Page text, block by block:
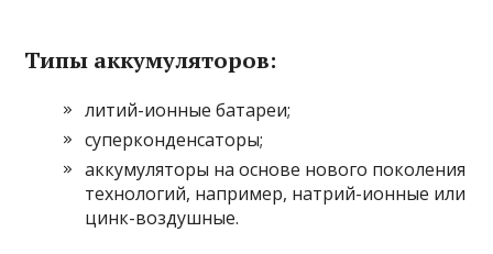
Типы аккумуляторов:
литий-ионные батареи;
суперконденсаторы;
аккумуляторы на основе нового поколения
технологий, например, натрий-ионные или
цинк-воздушные.